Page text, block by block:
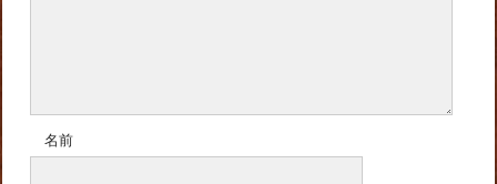
名前